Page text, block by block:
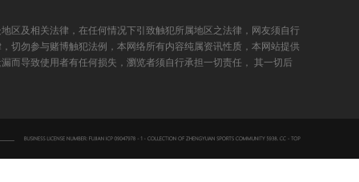
区及相关法律，在任何情况下引致触犯所属地区之法律，网友须自行
切勿参与赌博触犯法例，本网络所有内容纯属资讯性质，本网站提供
而导致使用者有任何损失，瀏览者须自行承担一切责任， 其一切后